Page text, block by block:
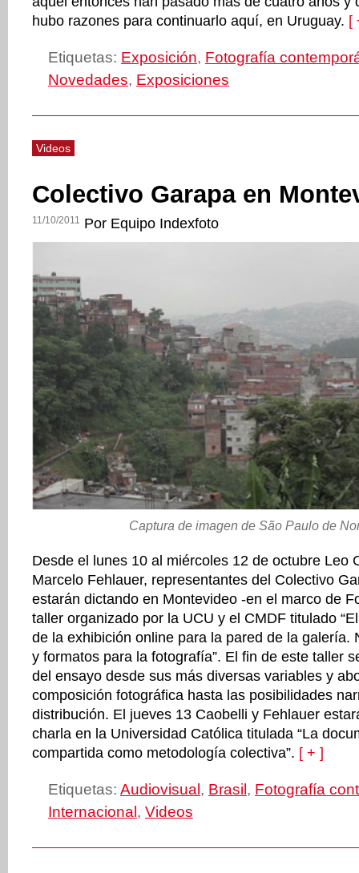
hubo razones para continuarlo aquí, en Uruguay. [
Etiquetas: Exposición, Fotografía
Novedades, Exposiciones
Videos
Colectivo Garapa en
11/10/2011 Por Equipo Indexfoto
Captura de imagen de São Paulo de
Desde el lunes 10 al miércoles 12 de octubre Leo
Marcelo Fehlauer, representantes del Colectivo
estarán dictando en Montevideo -en el marco de
taller organizado por la UCU y el CMDF titulado
de la exhibición online para la pared de la galería.
y formatos para la fotografía”. El fin de este taller
del ensayo desde sus más diversas variables y
composición fotográfica hasta las posibilidades
distribución. El jueves 13 Caobelli y Fehlauer
charla en la Universidad Católica titulada “La
compartida como metodología colectiva”. [ + ]
Etiquetas: Audiovisual , Brasil , Fotografía
Internacional , Videos